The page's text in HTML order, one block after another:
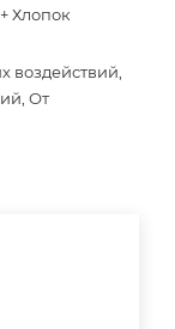
Хлопок
воздействий,
От